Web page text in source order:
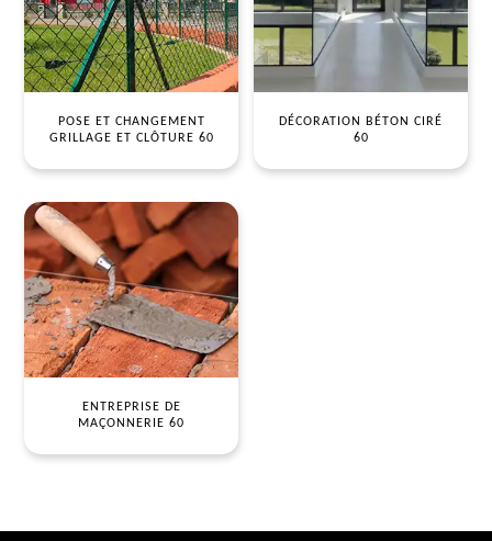
POSE ET CHANGEMENT
GRILLAGE ET CLÔTURE 60
DÉCORATION BÉTON CIRÉ
60
ENTREPRISE DE
MAÇONNERIE 60